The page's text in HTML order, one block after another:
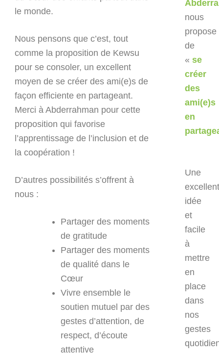
nous
propose
de
« se
créer
des
ami(e)s
en
Une
idée
et
facile
à
mettre
en
place
dans
nos
gestes
le monde.
Nous pensons que c’est, tout
comme la proposition de Kewsu
pour se consoler, un excellent
moyen de se créer des ami(e)s de
façon efficiente en partageant.
Merci à Abderrahman pour cette
proposition qui favorise
l’apprentissage de l’inclusion et de
la coopération !
D’autres possibilités s’offrent à
nous :
Partager des moments
de gratitude
Partager des moments
de qualité dans le
Cœur
Vivre ensemble le
soutien mutuel par des
gestes d’attention, de
respect, d’écoute
attentive